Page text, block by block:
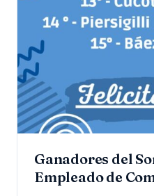
Ganadores del
Empleado de